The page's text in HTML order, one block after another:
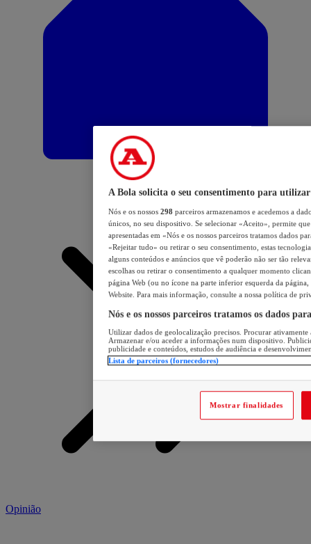
Opinião
A Bola solicita o seu consentimento para utilizar
Nós e os nossos 298 parceiros armazenamos e acedemos a
únicos, no seu dispositivo. Se selecionar «Aceito», permite
apresentadas em «Nós e os nossos parceiros tratamos dados
«Rejeitar tudo» ou retirar o seu consentimento, estas
alguns conteúdos e anúncios que vê poderão não ser tão
escolhas ou retirar o consentimento a qualquer momento
página Web (ou no ícone na parte inferior esquerda da página,
Website. Para mais informação, consulte a nossa política de
Nós e os nossos parceiros tratamos os dados
Utilizar dados de geolocalização precisos. Procurar
Armazenar e/ou aceder a informações num dispositivo.
publicidade e conteúdos, estudos de audiência e
Lista de parceiros (fornecedores)
Mostrar finalidades